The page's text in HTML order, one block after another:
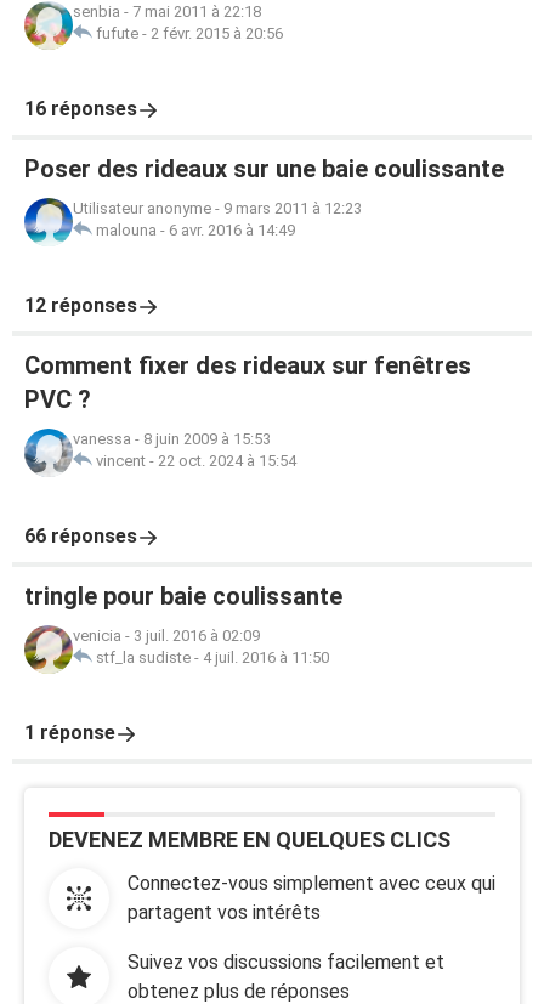
senbia - 7 mai 2011 à 22:18
fufute - 2 févr. 2015 à 20:56
16 réponses
Poser des rideaux sur une baie coulissante
Utilisateur anonyme - 9 mars 2011 à 12:23
malouna - 6 avr. 2016 à 14:49
12 réponses
Comment fixer des rideaux sur fenêtres
PVC ?
vanessa - 8 juin 2009 à 15:53
vincent - 22 oct. 2024 à 15:54
66 réponses
tringle pour baie coulissante
venicia - 3 juil. 2016 à 02:09
stf_la sudiste - 4 juil. 2016 à 11:50
1 réponse
DEVENEZ MEMBRE EN QUELQUES CLICS
Connectez-vous simplement avec ceux qui
partagent vos intérêts
Suivez vos discussions facilement et
obtenez plus de réponses